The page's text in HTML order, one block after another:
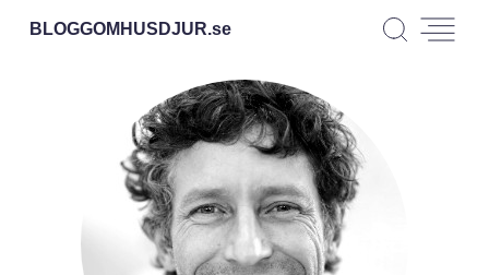
BLOGGOMHUSDJUR.se